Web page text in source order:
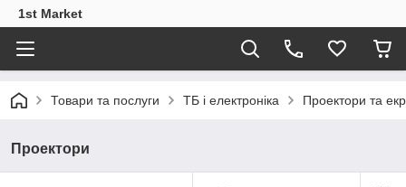
1st Market
Товари та послуги ТБ і електроніка Проектори та
Проектори